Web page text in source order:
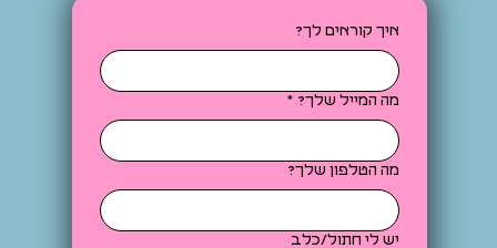
איך קוראים לך?
מה המייל שלך? *
מה הטלפון שלך?
יש לי חתול/כלב